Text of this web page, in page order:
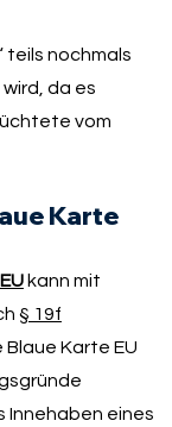
teils nochmals
da es
vom
Karte
kann mit
§ 19f
Blaue Karte EU
Innehaben eines